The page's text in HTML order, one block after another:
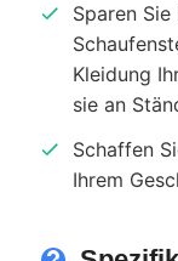
Sparen
Kleidung
sie an
Schaffen
Ihrem